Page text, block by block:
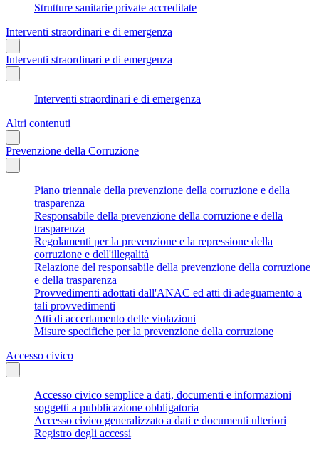
Strutture sanitarie private accreditate
Interventi straordinari e di emergenza
Interventi straordinari e di emergenza
Interventi straordinari e di emergenza
Altri contenuti
Prevenzione della Corruzione
Piano triennale della prevenzione della corruzione e della
trasparenza
Responsabile della prevenzione della corruzione e della
trasparenza
Regolamenti per la prevenzione e la repressione della
corruzione e dell'illegalità
Relazione del responsabile della prevenzione della corruzione
e della trasparenza
Provvedimenti adottati dall'ANAC ed atti di adeguamento a
tali provvedimenti
Atti di accertamento delle violazioni
Misure specifiche per la prevenzione della corruzione
Accesso civico
Accesso civico semplice a dati, documenti e informazioni
soggetti a pubblicazione obbligatoria
Accesso civico generalizzato a dati e documenti ulteriori
Registro degli accessi